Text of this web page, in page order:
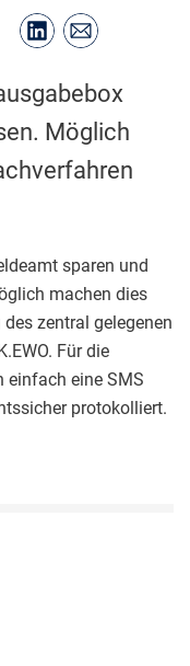
Möglich
sparen und
machen dies
zentral gelegenen
Für die
einfach eine SMS
protokolliert.